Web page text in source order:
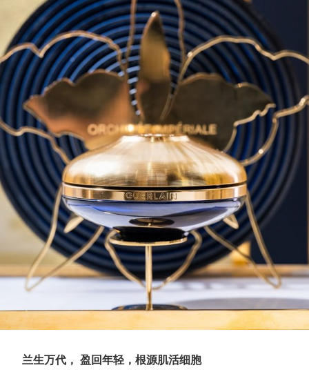
兰生万代， 盈回年轻，根源肌活细胞